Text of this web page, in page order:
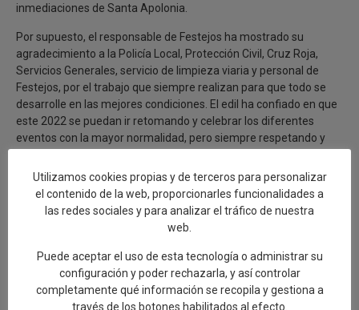
inmediaciones de Santa Apolonia.
Por supuesto, el responsable de Festejos ha mostrado su
agradecimiento a la Policía Local, Protección Civil, Cruz Roja,
Servicios Generales, servicio de limpieza viaria y personal de
Festejos, por el trabajo que siempre realizan para que todo se
desarrolle en las mejores condiciones. El edil ha confiado en que
este 2022 se puedan ir retomando y celebrar los diferentes
eventos con la mayor normalidad, pero siempre respetando y
Utilizamos cookies propias y de terceros para personalizar
el contenido de la web, proporcionarles funcionalidades a
las redes sociales y para analizar el tráfico de nuestra
web.
Puede aceptar el uso de esta tecnología o administrar su
configuración y poder rechazarla, y así controlar
completamente qué información se recopila y gestiona a
través de los botones habilitados al efecto.